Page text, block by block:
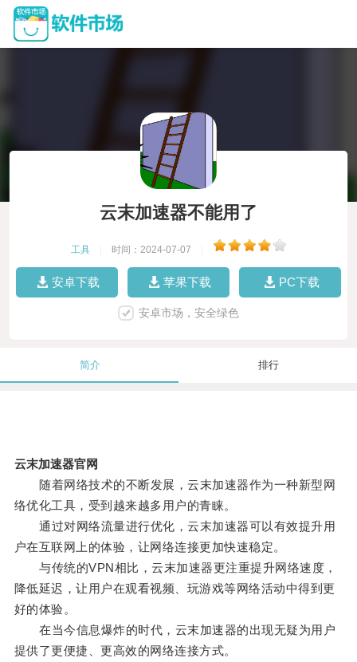
云末加速器不能用了
工具 时间：2024-07-07
安卓下载 苹果下载 PC下载
安卓市场，安全绿色
简介 排行
云末加速器官网
随着网络技术的不断发展，云末加速器作为一种新型网
络优化工具，受到越来越多用户的青睐。
通过对网络流量进行优化，云末加速器可以有效提升用
户在互联网上的体验，让网络连接更加快速稳定。
与传统的VPN相比，云末加速器更注重提升网络速度，
降低延迟，让用户在观看视频、玩游戏等网络活动中得到更
好的体验。
在当今信息爆炸的时代，云末加速器的出现无疑为用户
提供了更便捷、更高效的网络连接方式。